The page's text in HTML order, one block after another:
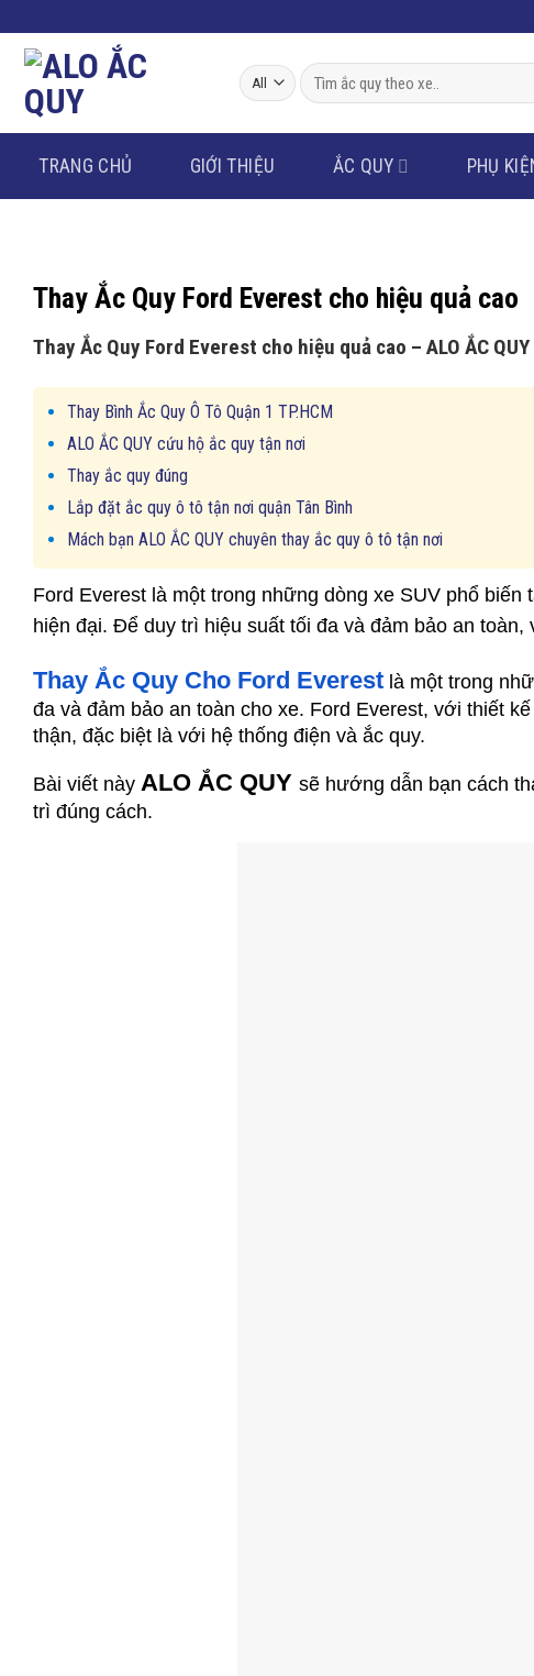
to
content
Tìm
kiếm:
TRANG CHỦ GIỚI THIỆU ẮC QUY PHỤ
Thay Ắc Quy Ford Everest cho hiệu quả cao
Thay Ắc Quy Ford Everest cho hiệu quả cao – ALO ẮC
Thay Bình Ắc Quy Ô Tô Quận 1 TP.HCM
ALO ẮC QUY cứu hộ ắc quy tận nơi
Thay ắc quy đúng
Lắp đặt ắc quy ô tô tận nơi quận Tân Bình
Mách bạn ALO ẮC QUY chuyên thay ắc quy ô tô tận nơi
Ford Everest là một trong những dòng xe SUV phổ
hiện đại. Để duy trì hiệu suất tối đa và đảm bảo an
Thay Ắc Quy Cho Ford Everest là một trong
đa và đảm bảo an toàn cho xe. Ford Everest, với thiết
thận, đặc biệt là với hệ thống điện và ắc quy.
Bài viết này ALO ẮC QUY sẽ hướng dẫn bạn cách
trì đúng cách.